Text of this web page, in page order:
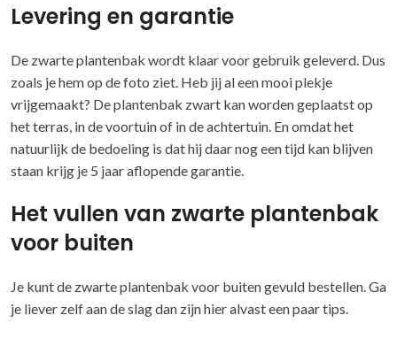
Levering en garantie
De zwarte plantenbak wordt klaar voor gebruik geleverd. Dus
zoals je hem op de foto ziet. Heb jij al een mooi plekje
vrijgemaakt? De plantenbak zwart kan worden geplaatst op
het terras, in de voortuin of in de achtertuin. En omdat het
natuurlijk de bedoeling is dat hij daar nog een tijd kan blijven
staan krijg je 5 jaar aflopende garantie.
Het vullen van zwarte plantenbak
voor buiten
Je kunt de zwarte plantenbak voor buiten gevuld bestellen. Ga
je liever zelf aan de slag dan zijn hier alvast een paar tips.